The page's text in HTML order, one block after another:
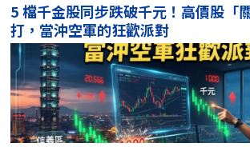
5 檔千金股同步跌破千元！高價股「
打，當沖空軍的狂歡派對